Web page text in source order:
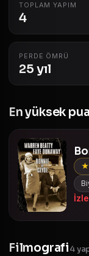
TOPLAM YAPIM
4
PERDE ÖMRÜ
25 yıl
En yüksek
★
Filmografi4